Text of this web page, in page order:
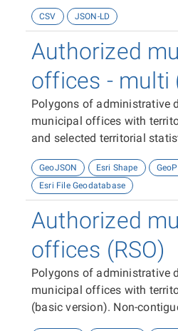
oceňovacích metodik a
CSV JSON-LD
Authorized
offices - multi
Polygons of administrative
municipal offices with territorial identifications
and selected territorial
multi-feature (polygon).
GeoJSON Esri Shape
Esri File Geodatabase
Authorized
offices (RSO)
Polygons of administrative
municipal offices with
(basic version). Non-